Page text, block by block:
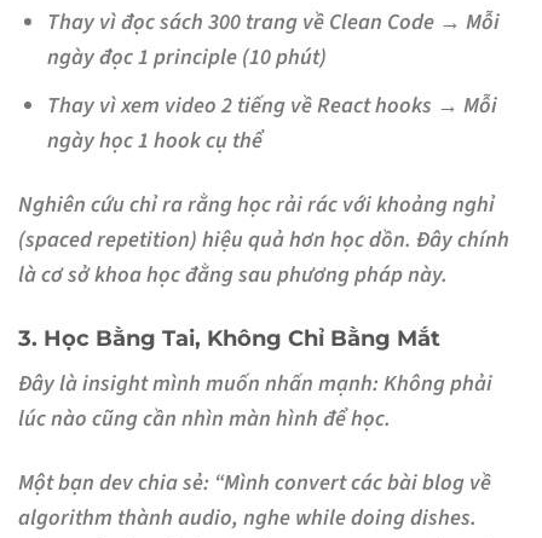
Thay vì đọc sách 300 trang về Clean Code → Mỗi
ngày đọc 1 principle (10 phút)
Thay vì xem video 2 tiếng về React hooks → Mỗi
ngày học 1 hook cụ thể
Nghiên cứu chỉ ra rằnghọc rải rác với khoảng nghỉ
(spaced repetition) hiệu quả hơn học dồn. Đây chính
là cơ sở khoa học đằng sau phương pháp này.
3. Học Bằng Tai, Không Chỉ Bằng Mắt
Đây là insight mình muốn nhấn mạnh:Không phải
lúc nào cũng cần nhìn màn hình để học.
Một bạn dev chia sẻ: “Mình convert các bài blog về
algorithm thành audio, nghe while doing dishes.